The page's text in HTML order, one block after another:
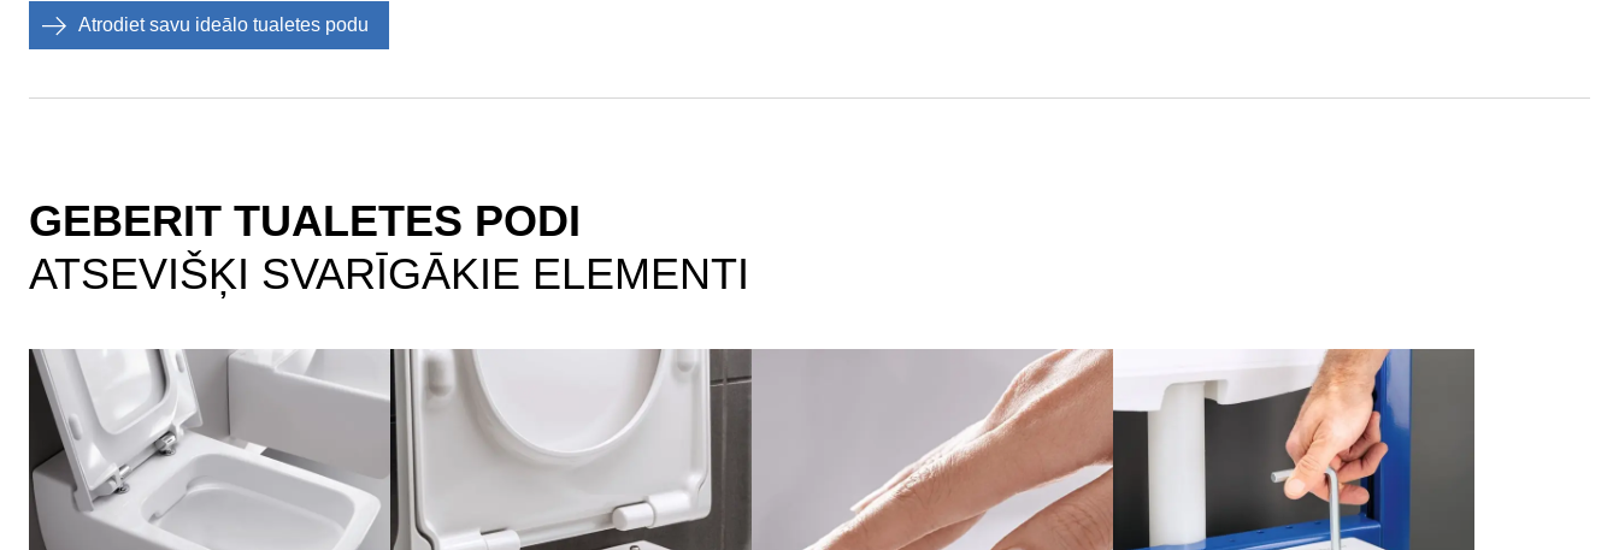
Atrodiet savu ideālo tualetes podu
GEBERIT TUALETES PODI
ATSEVIŠĶI SVARĪGĀKIE ELEMENTI